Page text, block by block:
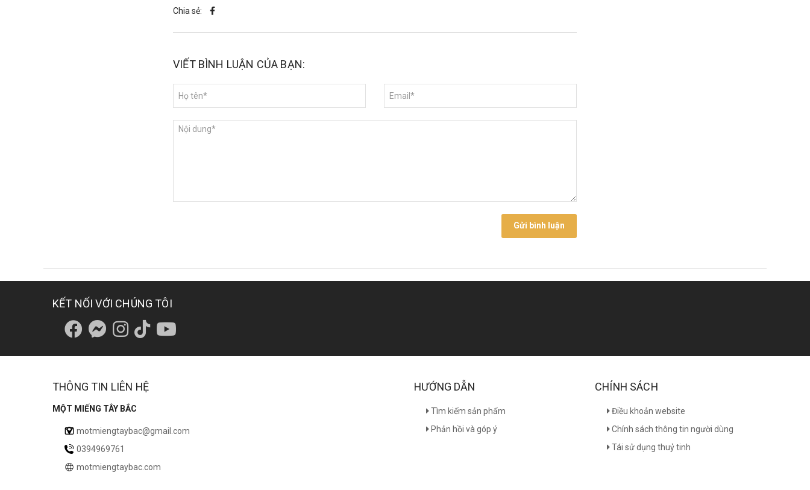
Chia sẻ:
VIẾT BÌNH LUẬN CỦA BẠN:
Gửi bình luận
KẾT NỐI VỚI CHÚNG TÔI
THÔNG TIN LIÊN HỆ
MỘT MIẾNG TÂY BẮC
motmiengtaybac@gmail.com
0394969761
motmiengtaybac.com
HƯỚNG DẪN
Tìm kiếm sản phẩm
Phản hồi và góp ý
CHÍNH SÁCH
Điều khoản website
Chính sách thông tin người dùng
Tái sử dụng thuỷ tinh